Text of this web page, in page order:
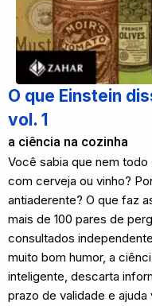
O que Einstein
vol. 1
a ciência na cozinha
Você sabia que nem
com cerveja ou vinho?
antiaderente? O que faz
mais de 100 pares de
consultados
muito bom humor, a
inteligente, descarta
prazo de validade e